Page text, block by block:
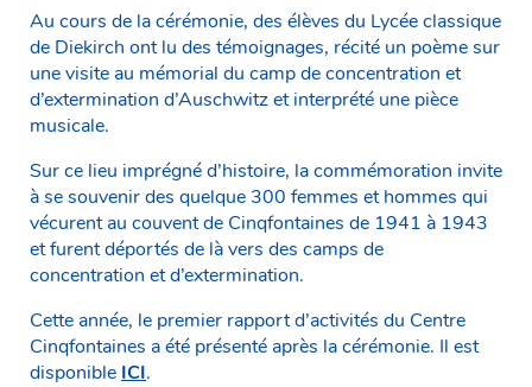
Au cours de la cérémonie, des élèves du Lycée classique
de Diekirch ont lu des témoignages, récité un poème sur
une visite au mémorial du camp de concentration et
d’extermination d’Auschwitz et interprété une pièce
musicale.
Sur ce lieu imprégné d’histoire, la commémoration invite
à se souvenir des quelque 300 femmes et hommes qui
vécurent au couvent de Cinqfontaines de 1941 à 1943
et furent déportés de là vers des camps de
concentration et d’extermination.
Cette année, le premier rapport d’activités du Centre
Cinqfontaines a été présenté après la cérémonie. Il est
disponible ICI.